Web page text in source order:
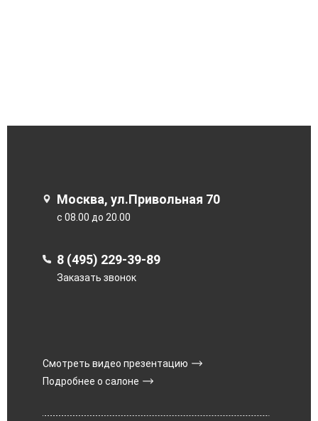
Москва, ул.Привольная 70
с 08.00 до 20.00
8 (495) 229-39-89
Заказать звонок
Смотреть видео презентацию
Подробнее о салоне